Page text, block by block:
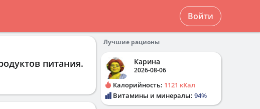
Войти
питания.
Лучшие рационы
Карина
2026-08-06
Калорийность: 1121 кКал
Витамины и минералы: 94%